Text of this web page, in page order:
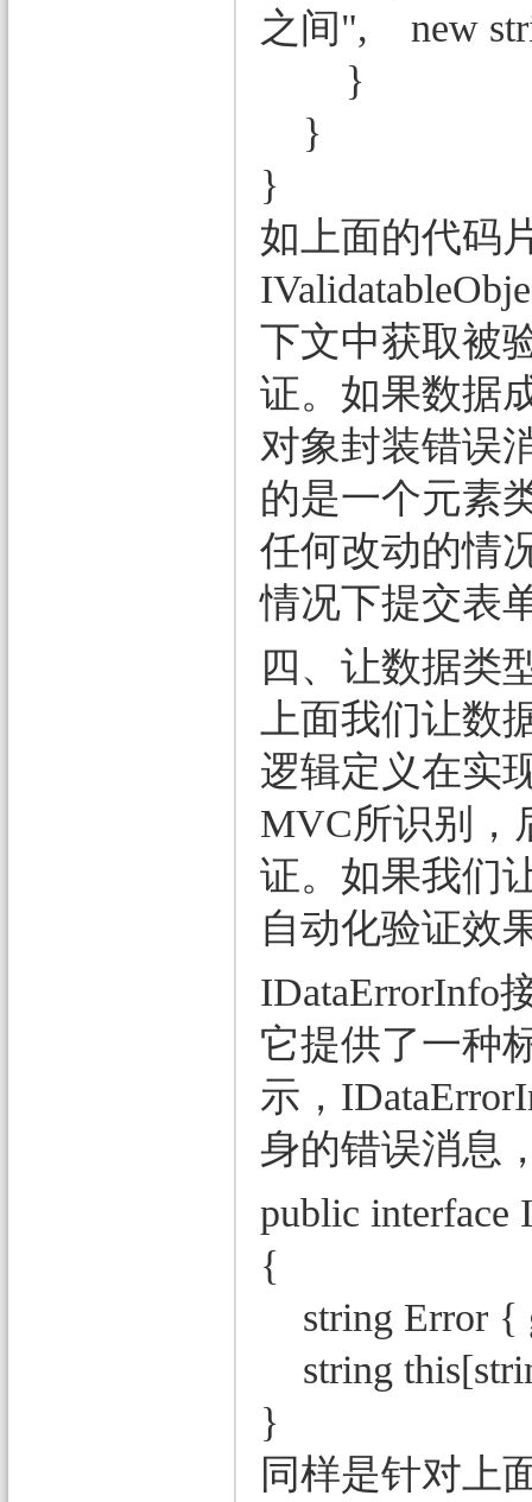
之间", new
}
}
}
如上面的代码
下文中获取被
证。如果数据
对象封装错误
的是一个元素
任何改动的情
情况下提交表
四、让数据类
上面我们让数
逻辑定义在实
MVC所识别，
证。如果我们
自动化验证效
IDataErrorInfo
它提供了一种
示，
身的错误消息
public interface
{
string Error {
string
}
同样是针对上